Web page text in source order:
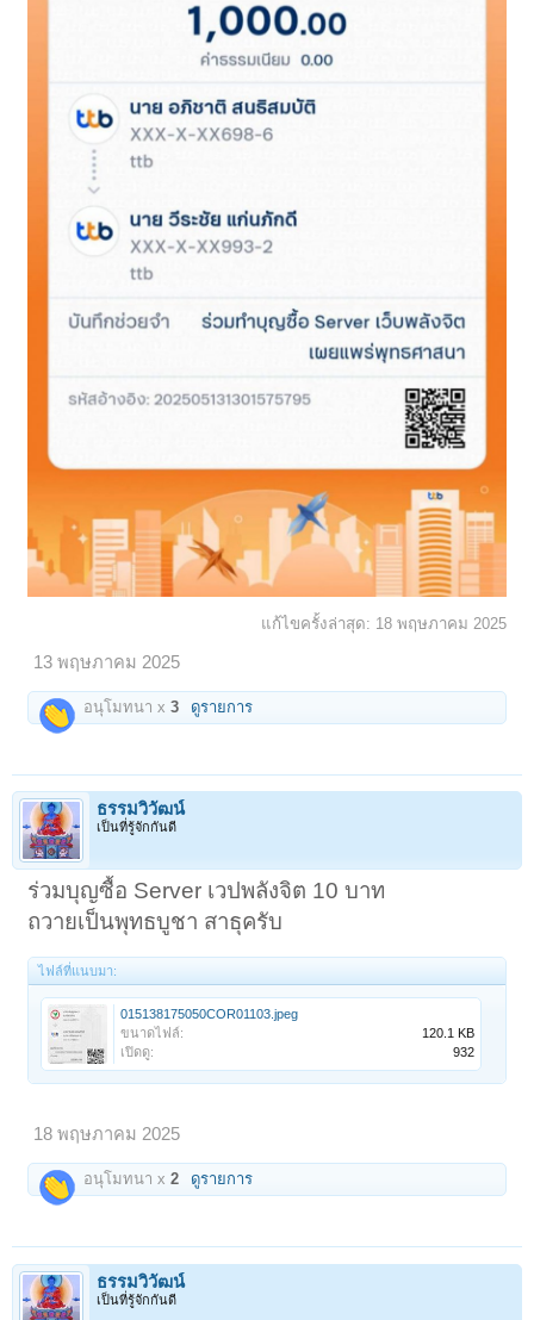
แก้ไขครั้งล่าสุด: 18 พฤษภาคม 2025
13 พฤษภาคม 2025
อนุโมทนา x3 ดูรายการ
ธรรมวิวัฒน์
เป็นที่รู้จักกันดี
ร่วมบุญซื้อ Server เวปพลังจิต 10 บาท
ถวายเป็นพุทธบูชา สาธุครับ
ไฟล์ที่แนบมา:
015138175050COR01103.jpeg
ขนาดไฟล์:
120.1 KB
เปิดดู:
932
18 พฤษภาคม 2025
อนุโมทนา x2 ดูรายการ
ธรรมวิวัฒน์
เป็นที่รู้จักกันดี